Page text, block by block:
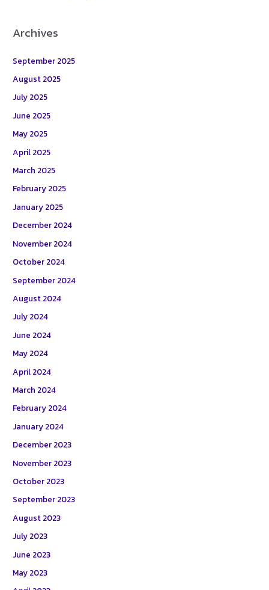
Archives
September 2025
August 2025
July 2025
June 2025
May 2025
April 2025
March 2025
February 2025
January 2025
December 2024
November 2024
October 2024
September 2024
August 2024
July 2024
June 2024
May 2024
April 2024
March 2024
February 2024
January 2024
December 2023
November 2023
October 2023
September 2023
August 2023
July 2023
June 2023
May 2023